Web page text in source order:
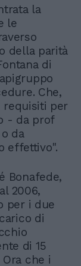
la
le
della parità
di
Che,
requisiti per
- da prof
da
effettivo".
Bonafede,
2006,
per i due
di
di 15
che i